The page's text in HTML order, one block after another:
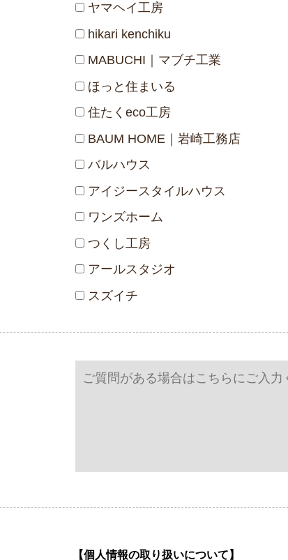
ヤマヘイ工房
hikari kenchiku
MABUCHI｜マブチ工業
ほっと住まいる
住たくeco工房
BAUM HOME｜岩崎工務店
バルハウス
アイジースタイルハウス
ワンズホーム
つくし工房
アールスタジオ
スズイチ
【個人情報の取り扱いについて】